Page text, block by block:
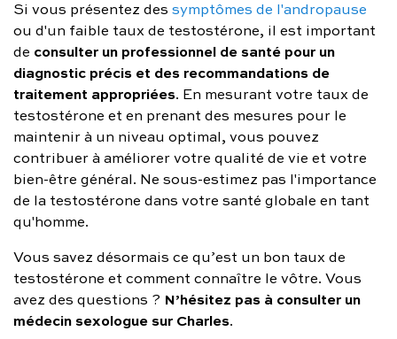
Si vous présentez des symptômes de l'andropause
ou d'un faible taux de testostérone, il est important
de consulter un professionnel de santé pour un
diagnostic précis et des recommandations de
traitement appropriées. En mesurant votre taux de
testostérone et en prenant des mesures pour le
maintenir à un niveau optimal, vous pouvez
contribuer à améliorer votre qualité de vie et votre
bien-être général. Ne sous-estimez pas l'importance
de la testostérone dans votre santé globale en tant
qu'homme.
Vous savez désormais ce qu’est un bon taux de
testostérone et comment connaître le vôtre. Vous
avez des questions ? N’hésitez pas à consulter un
médecin sexologue sur Charles.